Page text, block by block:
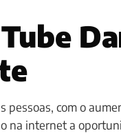
pessoas, com o
na internet a